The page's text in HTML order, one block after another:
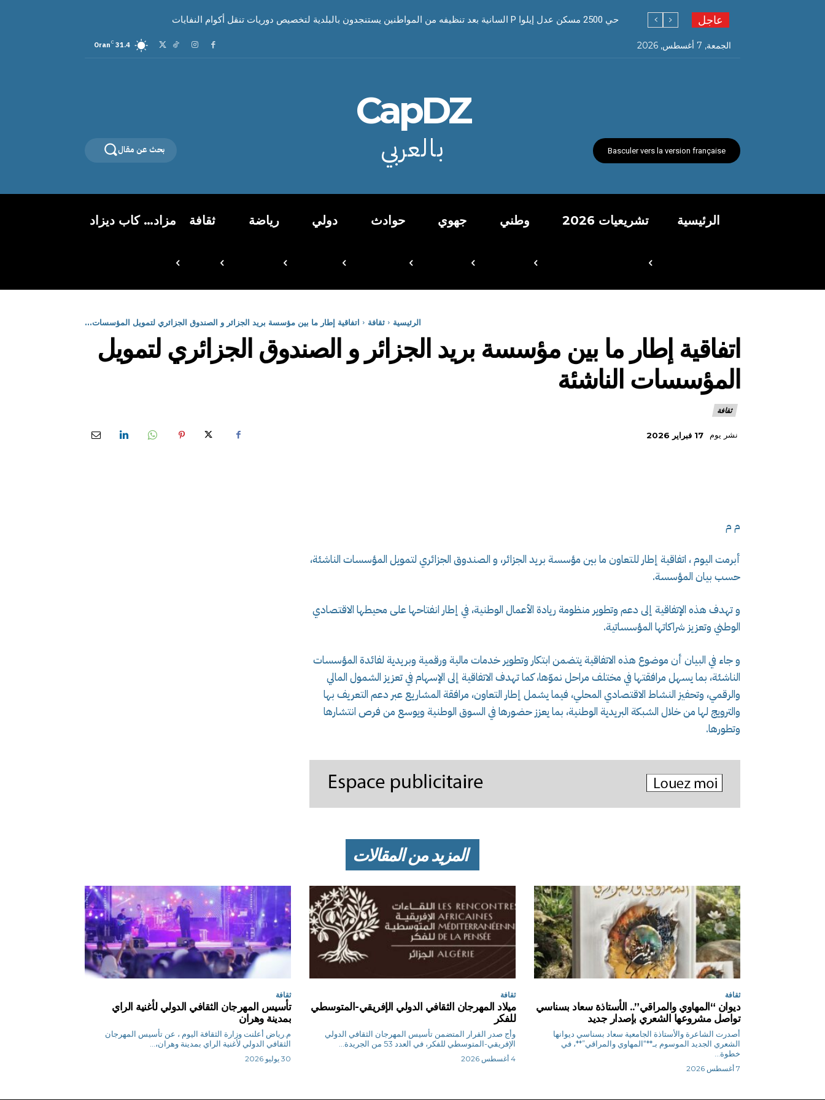
عاجل حي 2500 مسكن عدل إيلوا P السانية بعد تنظيفه من المواطنين يستنجدون بالبلدية لتخصيص دوريات تنقل أكوام النفايات
الجمعة, 7 أغسطس, 2026 31.4
C
Oran
Basculer vers la version française
CapDZ
بالعربي بحث عن مقال
الرئيسية تشريعيات 2026 وطني جهوي حوادث دولي رياضة ثقافة مزاد… كاب ديزاد
الرئيسية ثقافة اتفاقية إطار ما بين مؤسسة بريد الجزائر و الصندوق الجزائري لتمويل المؤسسات...
اتفاقية إطار ما بين مؤسسة بريد الجزائر و الصندوق الجزائري لتمويل
المؤسسات الناشئة
ثقافة
نشر يوم 17 فبراير 2026
م م
أبرمت اليوم ، اتفاقية إطار للتعاون ما بين مؤسسة بريد الجزائر، و الصندوق الجزائري لتمويل المؤسسات الناشئة،
حسب بيان المؤسسة.
و تهدف هذه الإتفاقية إلى دعم وتطوير منظومة ريادة الأعمال الوطنية، في إطار انفتاحها على محيطها الاقتصادي
الوطني وتعزيز شراكاتها المؤسساتية.
و جاء في البيان أن موضوع هذه الاتفاقية يتضمن ابتكار وتطوير خدمات مالية ورقمية وبريدية لفائدة المؤسسات
الناشئة، بما يسهل مرافقتها في مختلف مراحل نموّها، كما تهدف الاتفاقية إلى الإسهام في تعزيز الشمول المالي
والرقمي، وتحفيز النشاط الاقتصادي المحلي، فيما يشمل إطار التعاون، مرافقة المشاريع عبر دعم التعريف بها
والترويج لها من خلال الشبكة البريدية الوطنية، بما يعزز حضورها في السوق الوطنية ويوسع من فرص انتشارها
وتطورها.
المزيد من المقالات
ثقافة
ديوان “المهاوي والمراقي”.. الأستاذة سعاد بسناسي
تواصل مشروعها الشعري بإصدار جديد
أصدرت الشاعرة والأستاذة الجامعية سعاد بسناسي ديوانها
الشعري الجديد الموسوم بـ**“المهاوي والمراقي”**، في
خطوة...
7 أغسطس 2026
ثقافة
ميلاد المهرجان الثقافي الدولي الإفريقي-المتوسطي
للفكر
وأج صدر القرار المتضمن تأسيس المهرجان الثقافي الدولي
الإفريقي-المتوسطي للفكر، في العدد 53 من الجريدة...
4 أغسطس 2026
ثقافة
تأسيس المهرجان الثقافي الدولي لأغنية الراي
بمدينة وهران
م.رياض أعلنت وزارة الثقافة اليوم ، عن تأسيس المهرجان
الثقافي الدولي لأغنية الراي بمدينة وهران،...
30 يوليو 2026